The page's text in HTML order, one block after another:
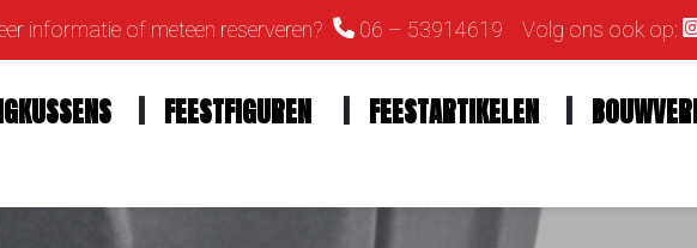
informatie of meteen reserveren? 06 – 53914619 Volg ons ook op:
FEESTFIGUREN FEESTARTIKELEN